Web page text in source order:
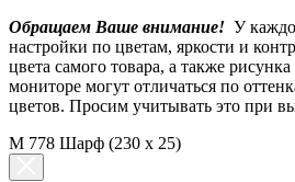
Обращаем Ваше внимание! У
настройки по цветам, яркости и
цвета самого товара, а также
мониторе могут отличаться по
цветов. Просим учитывать это при
M 778 Шарф (230 х 25)